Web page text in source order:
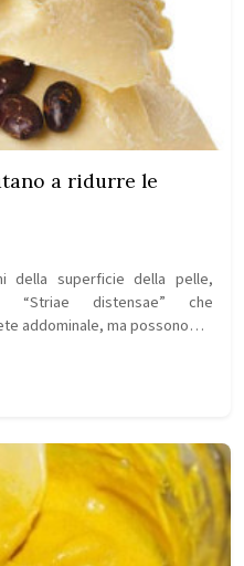
a ridurre le
della superficie della pelle,
“Striae distensae” che
addominale, ma possono…